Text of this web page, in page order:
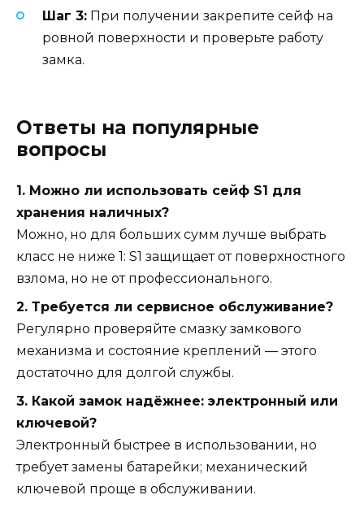
Шаг 3: При получении закрепите сейф на
ровной поверхности и проверьте работу
замка.
Ответы на популярные
вопросы
1. Можно ли использовать сейф S1 для
хранения наличных?
Можно, но для больших сумм лучше выбрать
класс не ниже 1: S1 защищает от поверхностного
взлома, но не от профессионального.
2. Требуется ли сервисное обслуживание?
Регулярно проверяйте смазку замкового
механизма и состояние креплений — этого
достаточно для долгой службы.
3. Какой замок надёжнее: электронный или
ключевой?
Электронный быстрее в использовании, но
требует замены батарейки; механический
ключевой проще в обслуживании.